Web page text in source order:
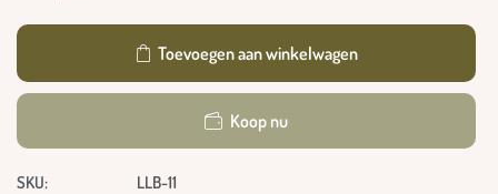
Toevoegen aan winkelwagen
Koop nu
SKU: LLB-11